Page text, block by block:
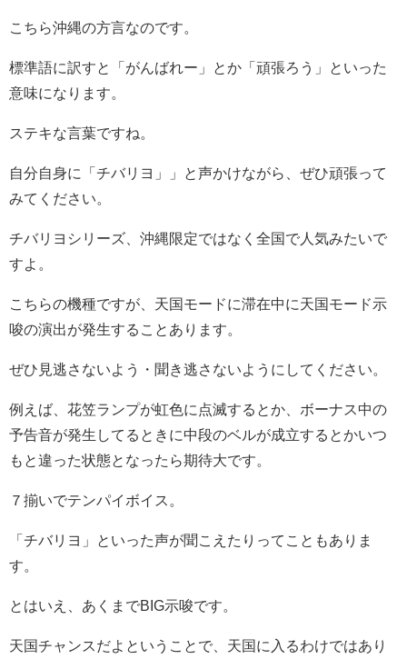
こちら沖縄の方言なのです。
標準語に訳すと「がんばれー」とか「頑張ろう」といった
意味になります。
ステキな言葉ですね。
自分自身に「チバリヨ」」と声かけながら、ぜひ頑張って
みてください。
チバリヨシリーズ、沖縄限定ではなく全国で人気みたいで
すよ。
こちらの機種ですが、天国モードに滞在中に天国モード示
唆の演出が発生することあります。
ぜひ見逃さないよう・聞き逃さないようにしてください。
例えば、花笠ランプが虹色に点滅するとか、ボーナス中の
予告音が発生してるときに中段のベルが成立するとかいつ
もと違った状態となったら期待大です。
７揃いでテンパイボイス。
「チバリヨ」といった声が聞こえたりってこともありま
す。
とはいえ、あくまでBIG示唆です。
天国チャンスだよということで、天国に入るわけではあり